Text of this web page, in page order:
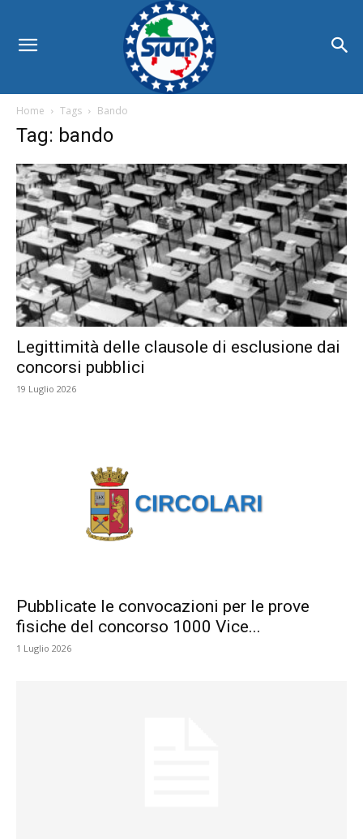
Home Tags Bando
Tag: bando
Legittimità delle clausole di esclusione dai
concorsi pubblici
19 Luglio 2026
Pubblicate le convocazioni per le prove
fisiche del concorso 1000 Vice...
1 Luglio 2026